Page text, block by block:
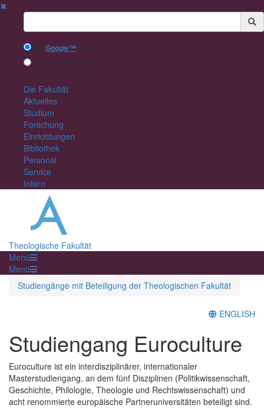
✖
Suchbegriff
Mit Google™ suchen
Interne Suche nutzen
Die Fakultät
Aktuelles
Studium
Forschung
Einrichtungen
Bibliothek
Personal
Service
Intern
Theologische Fakultät
Menü
Menü
Studiengänge mit Beteiligung der Theologischen Fakultät
ENGLISH
Studiengang Euroculture
Euroculture ist ein interdisziplinärer, internationaler
Masterstudiengang, an dem fünf Disziplinen (Politikwissenschaft,
Geschichte, Philologie, Theologie und Rechtswissenschaft) und
acht renommierte europäische Partneruniversitäten beteiligt sind.